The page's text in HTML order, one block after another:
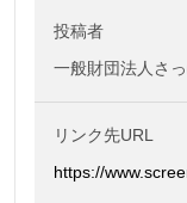
投稿者
一般財団法人さ
リンク先URL
https://